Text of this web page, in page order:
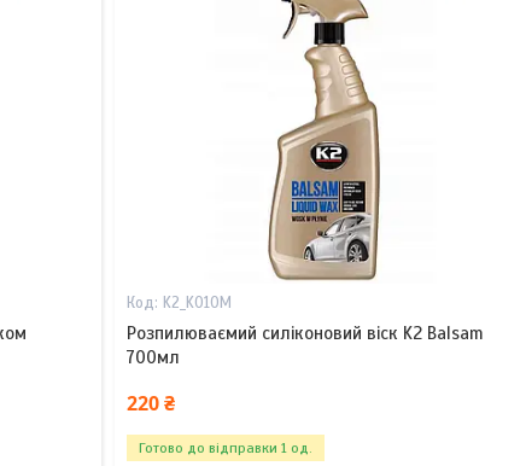
K2_K010M
Розпилюваємий силіконовий віск K2 Balsam
700мл
220 ₴
Готово до відправки 1 од.